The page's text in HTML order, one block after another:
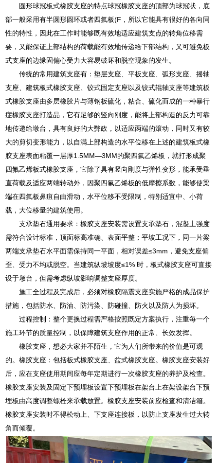
圆形球冠板式橡胶支座的特点球冠橡胶支座的顶部为球冠状，底
部一般采用有半圆形圆环或者四氟板(F，所以它能具有很好的各向同
性的特性，因此在工作时能够既有效地适应建筑支点的转角位移需
要，又能保证上部结构的荷载能有效地传递给下部结构，又可避免板
式支座的边缘固偏心受力大容易破坏和脱空现象的发生。
传统的常用建筑支座有：垫层支座、平板支座、弧形支座、摇轴
支座、建筑板式橡胶支座、铰式固定支座以及铰式辊轴支座等建筑板
式橡胶支座由多层橡胶片与薄钢板硫化，粘合、硫化而成的一种暴行
症橡胶支座打造品，它有足够的竖向刚度，能将上部构造的反力可靠
地传递给墩台，具有良好的大弊政，以适应两端的滚动，同时又有较
大的剪切变形能力，以自满上部构造的水平位移在上述的建筑板式橡
胶支座表面粘覆一层厚1.5MM—3MM的聚四氟乙烯板，就打形成聚
四氟乙烯板式橡胶支座，它除了具有竖向刚度与弹性变形，能承受垂
直荷载及适应两端转动外，因聚四氟乙烯板的低摩擦系数，能够使梁
端在四氟板鼻疽自由滑动，水平位移不受限制，特别适宜中、小荷
载，大位移量的建筑使用。
支承垫石通用要求：橡胶支座安装需设置支承垫石，混凝土强度
需符合设计标准，顶面标高准确、表面平整；平坡工况下，同一片梁
两端支承垫石水平面需保持同一平面，相对误差≤3mm，避免支座偏
歪、受力不均或脱空。当建筑纵坡坡度≤1% 时，板式橡胶支座可直接
设于墩台，但需考虑纵坡影响调整支座厚度。
施工全过程及完成后，必须对橡胶隔震支座实施严格的成品保护
措施，包括防水、防油、防污染、防碰撞、防火以及防人为损坏。
过程控制：整个更换过程需严格按照既定方案执行，注重每一个
施工环节的质量控制，以保障建筑支座作用的正常、长效发挥。
橡胶支座，想必大家并不陌生，它为人们所带来的价值是可观
的。橡胶支座：包括板式橡胶支座、盆式橡胶支座。橡胶支座安装好
后，应在支座使用期间应每年定期进行一次橡胶支座的养护及检查。
橡胶支座安装及固定下预埋板设置下预埋板在架台上在架设架台下预
埋板由高度调整螺栓来承载放置。橡胶支座安装前应检查和清洁箱。
橡胶支座安装时不得松动上、下支座连接板，以防止支座发生过大转
角而倾覆。